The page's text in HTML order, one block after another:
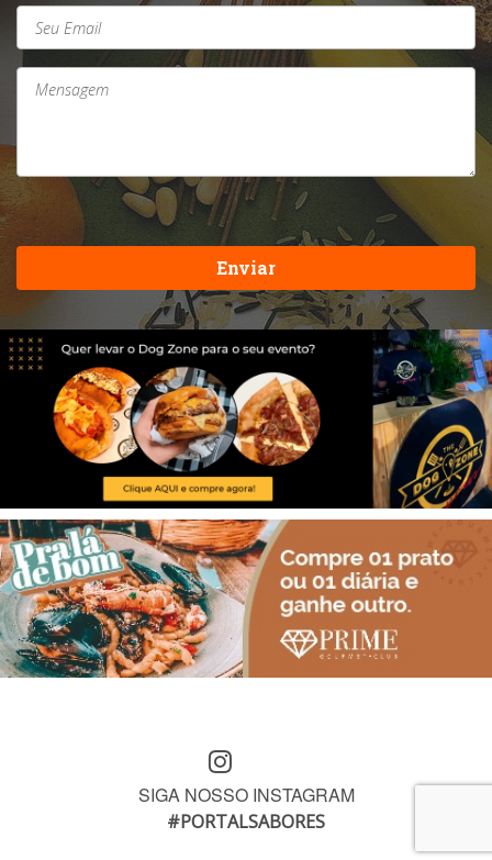
Enviar
SIGA NOSSO INSTAGRAM
#PORTALSABORES